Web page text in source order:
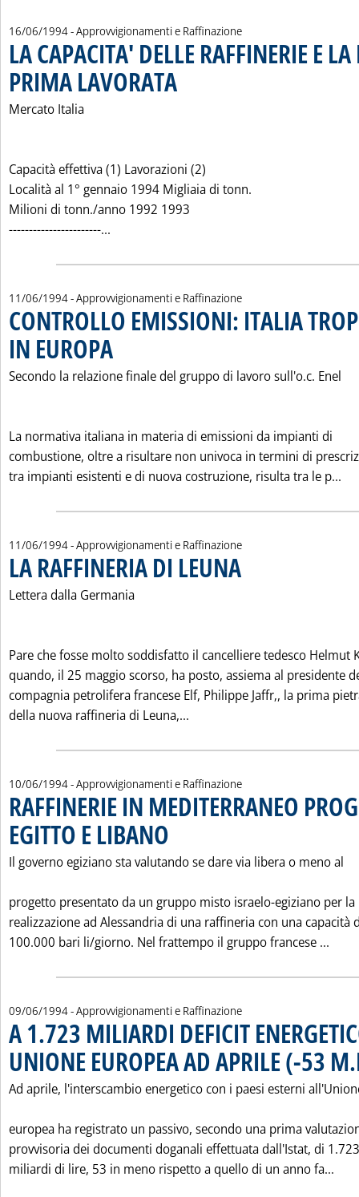
16/06/1994- Approvvigionamenti e Raffinazione
LA CAPACITA' DELLE RAFFINERIE E
PRIMA LAVORATA
Mercato Italia
Capacità effettiva (1) Lavorazioni (2)
Località al 1° gennaio 1994 Migliaia di tonn.
Milioni di tonn./anno 1992 1993
-----------------------...
11/06/1994- Approvvigionamenti e Raffinazione
CONTROLLO EMISSIONI: ITALIA
IN EUROPA
Secondo la relazione finale del gruppo di lavoro sull'o.c. Enel
La normativa italiana in materia di emissioni da impianti di
combustione, oltre a risultare non univoca in termini di
tra impianti esistenti e di nuova costruzione, risulta tra le p...
11/06/1994- Approvvigionamenti e Raffinazione
LA RAFFINERIA DI LEUNA
Lettera dalla Germania
Pare che fosse molto soddisfatto il cancelliere tedesco Helmut
quando, il 25 maggio scorso, ha posto, assiema al presidente
compagnia petrolifera francese Elf, Philippe Jaffr‚, la prima
della nuova raffineria di Leuna,...
10/06/1994- Approvvigionamenti e Raffinazione
RAFFINERIE IN MEDITERRANEO
EGITTO E LIBANO
Il governo egiziano sta valutando se dare via libera o meno al
progetto presentato da un gruppo misto israelo-egiziano per la
realizzazione ad Alessandria di una raffineria con una capacità
100.000 bari li/giorno. Nel frattempo il gruppo francese ...
09/06/1994- Approvvigionamenti e Raffinazione
A 1.723 MILIARDI DEFICIT
UNIONE EUROPEA AD APRILE (-53
Ad aprile, l'interscambio energetico con i paesi esterni
europea ha registrato un passivo, secondo una prima
provvisoria dei documenti doganali effettuata dall'Istat, di 1.723
miliardi di lire, 53 in meno rispetto a quello di un anno fa...